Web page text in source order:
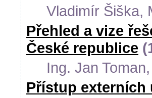
Vladimír Šiška,
Přehled a vize
České republice
Ing. Jan
Přístup externích